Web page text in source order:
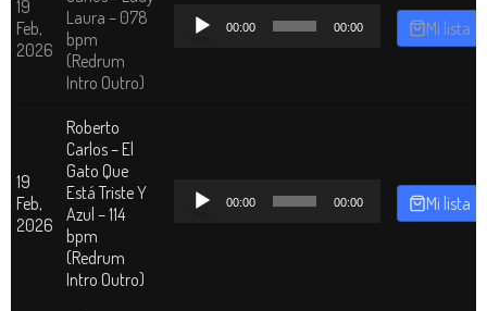
19
Feb,
2026
Laura – 078
bpm
(Redrum
Intro Outro)
Reproductor
00:00 00:00 Mi lista
19
Feb,
2026
Roberto
Carlos – El
Gato Que
Está Triste Y
Azul – 114
bpm
(Redrum
Intro Outro)
Reproductor
00:00 00:00 Mi lista